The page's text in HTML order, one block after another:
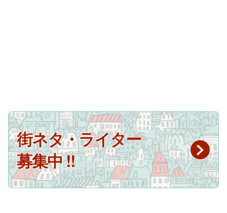
街ネタ・ライター
募集中 !!